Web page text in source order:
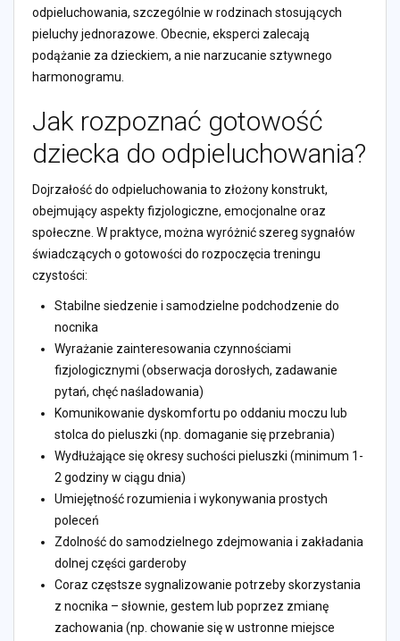
odpieluchowania, szczególnie w rodzinach stosujących
pieluchy jednorazowe. Obecnie, eksperci zalecają
podążanie za dzieckiem, a nie narzucanie sztywnego
harmonogramu.
Jak rozpoznać gotowość
dziecka do odpieluchowania?
Dojrzałość do odpieluchowania to złożony konstrukt,
obejmujący aspekty fizjologiczne, emocjonalne oraz
społeczne. W praktyce, można wyróżnić szereg sygnałów
świadczących o gotowości do rozpoczęcia treningu
czystości:
Stabilne siedzenie i samodzielne podchodzenie do
nocnika
Wyrażanie zainteresowania czynnościami
fizjologicznymi (obserwacja dorosłych, zadawanie
pytań, chęć naśladowania)
Komunikowanie dyskomfortu po oddaniu moczu lub
stolca do pieluszki (np. domaganie się przebrania)
Wydłużające się okresy suchości pieluszki (minimum 1-
2 godziny w ciągu dnia)
Umiejętność rozumienia i wykonywania prostych
poleceń
Zdolność do samodzielnego zdejmowania i zakładania
dolnej części garderoby
Coraz częstsze sygnalizowanie potrzeby skorzystania
z nocnika – słownie, gestem lub poprzez zmianę
zachowania (np. chowanie się w ustronne miejsce